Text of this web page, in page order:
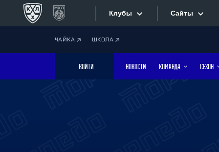
Клубы
Дивизион Боброва
Лада
Сайты
ЧАЙКА ШКОЛА
ВОЙТИ НОВОСТИ КОМАНДА СЕЗОН